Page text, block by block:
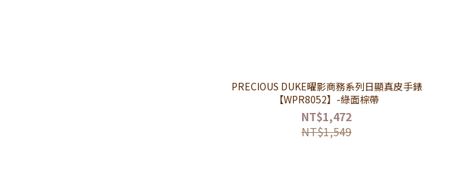
PRECIOUS DUKE曜影商務系列日顯真皮手錶
【WPR8052】-綠面棕帶
NT$1,472
NT$1,549